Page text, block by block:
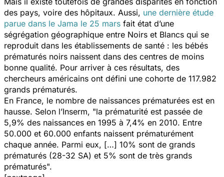
des pays, voire des hôpitaux. Aussi, une dernière étude
parue dans le Jama le 25 mars fait état d’une
ségrégation géographique entre Noirs et Blancs qui se
reproduit dans les établissements de santé : les bébés
prématurés noirs naissent dans des centres de moins
bonne qualité. Pour arriver à ces résultats, des
chercheurs américains ont défini une cohorte de 117.982
grands prématurés.
En France, le nombre de naissances prématurées est en
hausse. Selon l’Inserm, "la prématurité est passée de
5,9% des naissances en 1995 à 7,4% en 2010. Entre
50.000 et 60.000 enfants naissent prématurément
chaque année. Parmi eux, […] 10% sont de grands
prématurés (28-32 SA) et 5% sont de très grands
prématurés".